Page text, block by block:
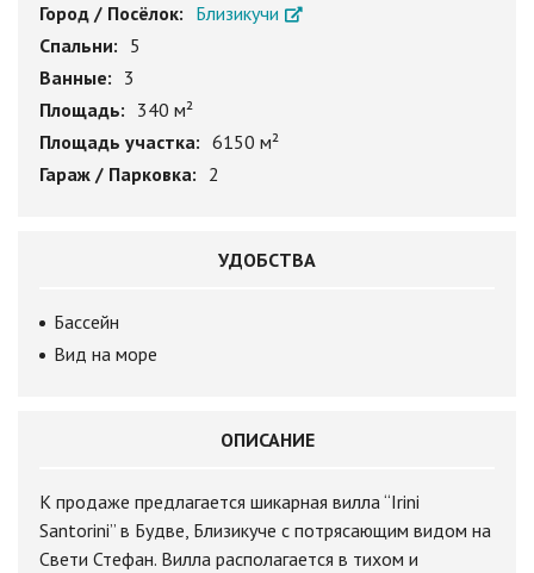
Город / Посёлок: Близикучи
Спальни: 5
Ванные: 3
Площадь: 340 м²
Площадь участка: 6150 м²
Гараж / Парковка: 2
УДОБСТВА
Бассейн
Вид на море
ОПИСАНИЕ
К продаже предлагается шикарная вилла “Irini
Santorini” в Будве, Близикуче с потрясающим видом на
Свети Стефан. Вилла располагается в тихом и